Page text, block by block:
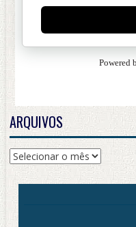
Powered
ARQUIVOS
Arquivos